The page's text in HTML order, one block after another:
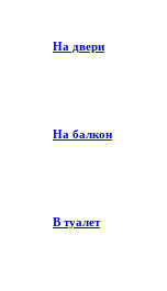
На двери
На балкон
В туалет